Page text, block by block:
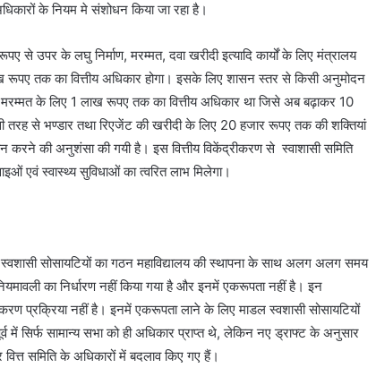
के नियम मे संशोधन किया जा रहा है।
उपर के लघु निर्माण, मरम्मत, दवा खरीदी इत्यादि कार्यों के लिए मंत्रालय
तक का वित्तीय अधिकार होगा। इसके लिए शासन स्तर से किसी अनुमोदन
के लिए 1 लाख रूपए तक का वित्तीय अधिकार था जिसे अब बढ़ाकर 10
से भण्डार तथा रिएजेंट की खरीदी के लिए 20 हजार रूपए तक की शक्तियां
करने की अनुशंसा की गयी है। इस वित्तीय विकेंद्रीकरण से स्वाशासी समिति
एवं स्वास्थ्य सुविधाओं का त्वरित लाभ मिलेगा।
स्वशासी सोसायटियों का गठन महाविद्यालय की स्थापना के साथ अलग अलग समय
का निर्धारण नहीं किया गया है और इनमें एकरूपता नहीं है। इन
प्रक्रिया नहीं है। इनमें एकरूपता लाने के लिए माडल स्वशासी सोसायटियों
में सिर्फ सामान्य सभा को ही अधिकार प्राप्त थे, लेकिन नए ड्राफ्ट के अनुसार
समिति के अधिकारों में बदलाव किए गए हैं।